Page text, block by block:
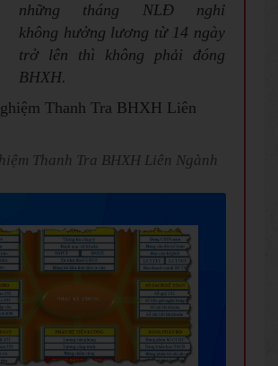
những tháng NLĐ nghỉ
không hưởng lương từ 14 ngày
trở lên thì không phải đóng
BHXH.
Thanh Tra BHXH Liên Ngành